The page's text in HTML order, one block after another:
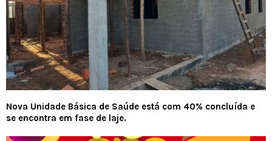
Nova Unidade Básica de Saúde está com 40% concluída e
se encontra em fase de laje.